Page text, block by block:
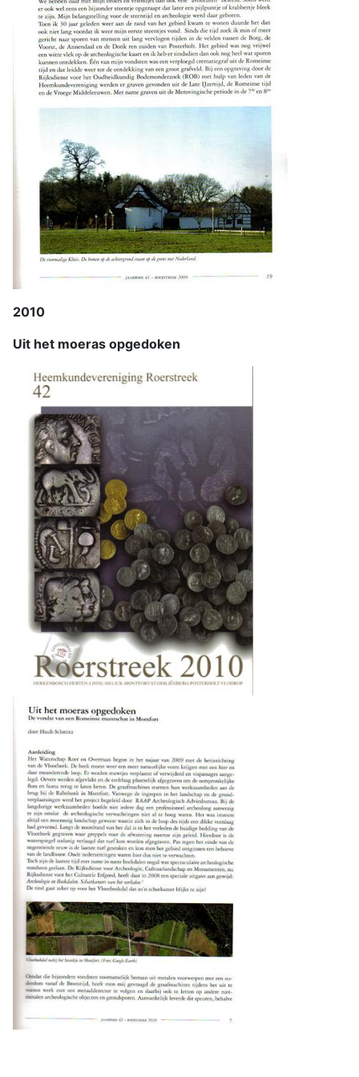
2010
Uit het moeras opgedoken